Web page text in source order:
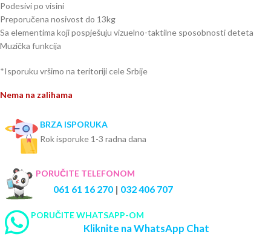
Podesivi po visini
Preporučena nosivost do 13kg
Sa elementima koji pospješuju vizuelno-taktilne sposobnosti deteta
Muzička funkcija
*Isporuku vršimo na teritoriji cele Srbije
Nema na zalihama
BRZA ISPORUKA
Rok isporuke 1-3 radna dana
PORUČITE TELEFONOM
061 61 16 270 | 032 406 707
PORUČITE WHATSAPP-OM
Kliknite na WhatsApp Chat